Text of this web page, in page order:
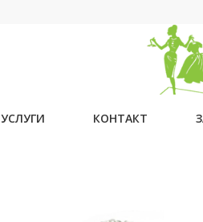
УСЛУГИ КОНТАКТ